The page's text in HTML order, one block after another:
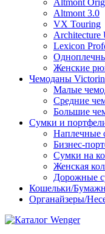
Altmont 3.0
VX Touring
Architecture
Lexicon
Женские
Чемоданы
Малые
Средние
Большие
Сумки и
Наплечные
Бизнес-
Сумки на
Женская
Дорожные
Кошельки/
Органайзеры/